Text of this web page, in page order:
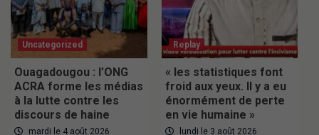
Uncategorized
Ouagadougou : l’ONG
ACRA forme les médias
à la lutte contre les
discours de haine
mardi le 4 août 2026
Replay
« les statistiques font
froid aux yeux. Il y a eu
énormément de perte
en vie humaine »
lundi le 3 août 2026